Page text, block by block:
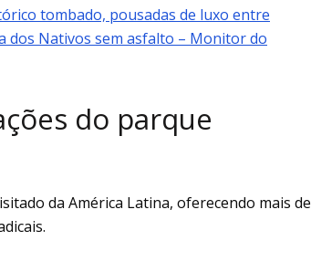
tombado, pousadas de luxo entre
dos Nativos sem asfalto – Monitor do
do parque
da América Latina, oferecendo mais de